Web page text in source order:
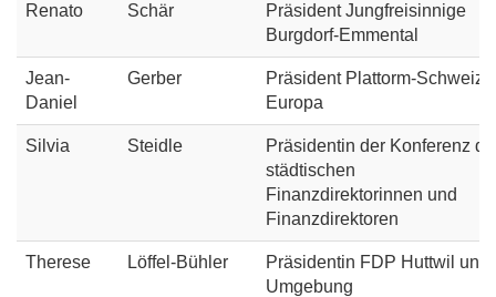
Renato Schär
Präsident Jungfreisinnige
Burgdorf-Emmental
Jean-
Daniel
Gerber
Präsident Plattorm-Schweiz-
Europa
Silvia Steidle
Präsidentin der Konferenz
städtischen
Finanzdirektorinnen und
Finanzdirektoren
Therese Löffel-Bühler
Präsidentin FDP Huttwil und
Umgebung